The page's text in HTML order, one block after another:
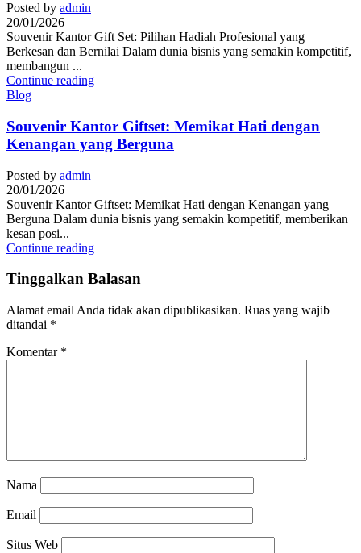
Posted by admin
20/01/2026
Souvenir Kantor Gift Set: Pilihan Hadiah Profesional yang
Berkesan dan Bernilai Dalam dunia bisnis yang semakin kompetitif,
membangun ...
Continue reading
Blog
Souvenir Kantor Giftset: Memikat Hati dengan
Kenangan yang Berguna
Posted by admin
20/01/2026
Souvenir Kantor Giftset: Memikat Hati dengan Kenangan yang
Berguna Dalam dunia bisnis yang semakin kompetitif, memberikan
kesan posi...
Continue reading
Tinggalkan Balasan
Alamat email Anda tidak akan dipublikasikan. Ruas yang wajib
ditandai *
Komentar *
Nama
Email
Situs Web